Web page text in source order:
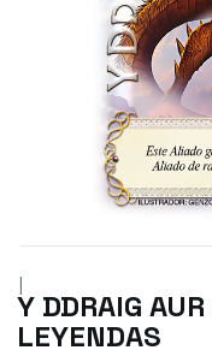
|
Y DDRAIG
LEYENDAS